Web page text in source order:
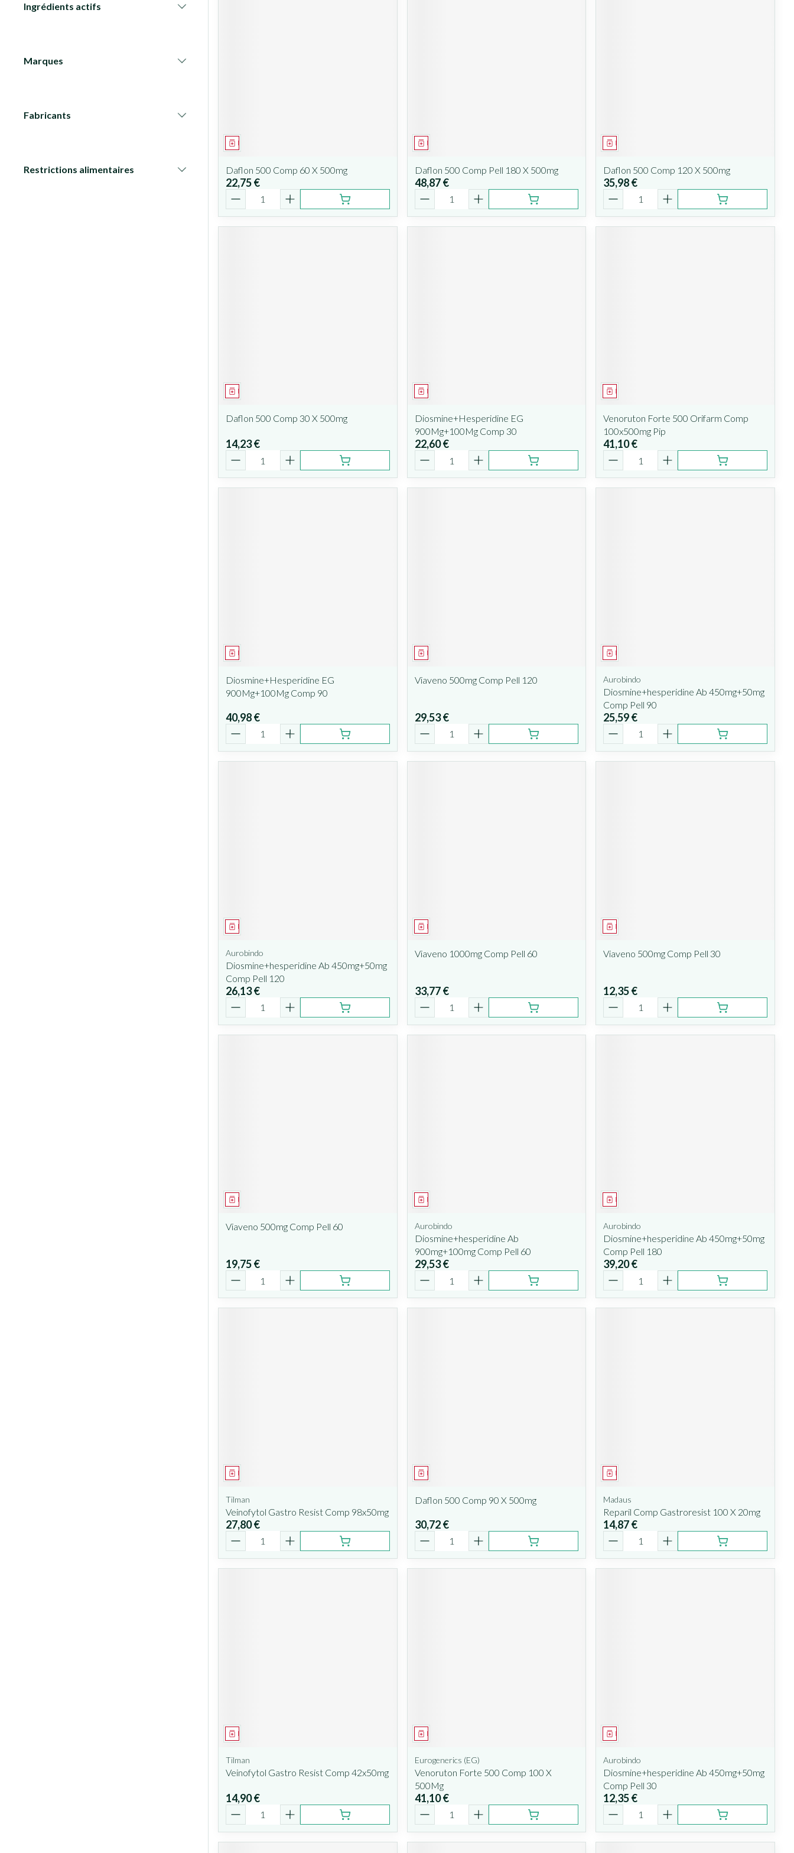
Ingrédients actifs
Marques
Fabricants
Restrictions alimentaires
Médicament
Daflon 500 Comp 60 X 500mg
22,75 €
Quantité
Médicament
Daflon 500 Comp Pell 180 X 500mg
48,87 €
Quantité
Médicament
Daflon 500 Comp 120 X 500mg
35,98 €
Quantité
Médicament
Daflon 500 Comp 30 X 500mg
14,23 €
Quantité
Médicament
Diosmine+Hesperidine EG
900Mg+100Mg Comp 30
22,60 €
Quantité
Médicament
Venoruton Forte 500 Orifarm Comp
100x500mg Pip
41,10 €
Quantité
Médicament
Diosmine+Hesperidine EG
900Mg+100Mg Comp 90
40,98 €
Quantité
Médicament
Viaveno 500mg Comp Pell 120
29,53 €
Quantité
Médicament
Aurobindo
Diosmine+hesperidine Ab 450mg+50mg
Comp Pell 90
25,59 €
Quantité
Médicament
Aurobindo
Diosmine+hesperidine Ab 450mg+50mg
Comp Pell 120
26,13 €
Quantité
Médicament
Viaveno 1000mg Comp Pell 60
33,77 €
Quantité
Médicament
Viaveno 500mg Comp Pell 30
12,35 €
Quantité
Médicament
Viaveno 500mg Comp Pell 60
19,75 €
Quantité
Médicament
Aurobindo
Diosmine+hesperidine Ab
900mg+100mg Comp Pell 60
29,53 €
Quantité
Médicament
Aurobindo
Diosmine+hesperidine Ab 450mg+50mg
Comp Pell 180
39,20 €
Quantité
Médicament
Tilman
Veinofytol Gastro Resist Comp 98x50mg
27,80 €
Quantité
Médicament
Daflon 500 Comp 90 X 500mg
30,72 €
Quantité
Médicament
Madaus
Reparil Comp Gastroresist 100 X 20mg
14,87 €
Quantité
Médicament
Tilman
Veinofytol Gastro Resist Comp 42x50mg
14,90 €
Quantité
Médicament
Eurogenerics (EG)
Venoruton Forte 500 Comp 100 X
500Mg
41,10 €
Quantité
Médicament
Aurobindo
Diosmine+hesperidine Ab 450mg+50mg
Comp Pell 30
12,35 €
Quantité